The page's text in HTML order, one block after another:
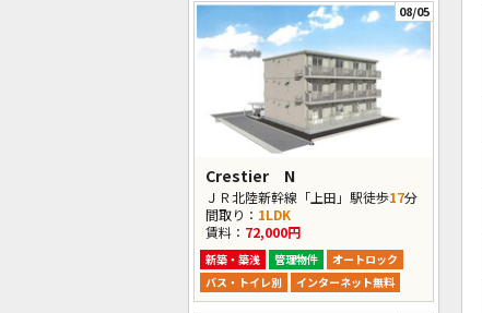
08/05
Crestier N
ＪＲ北陸新幹線「上田」駅徒歩17分
間取り： 1LDK
賃料： 72,000円
新築・築浅 管理物件
オートロック
バス・トイレ別
インターネット無料